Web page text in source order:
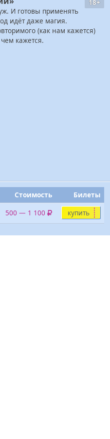
18+
И готовы применять
идёт даже магия.
(как нам кажется)
кажется.
Стоимость
Билеты
500 — 1 100 купить